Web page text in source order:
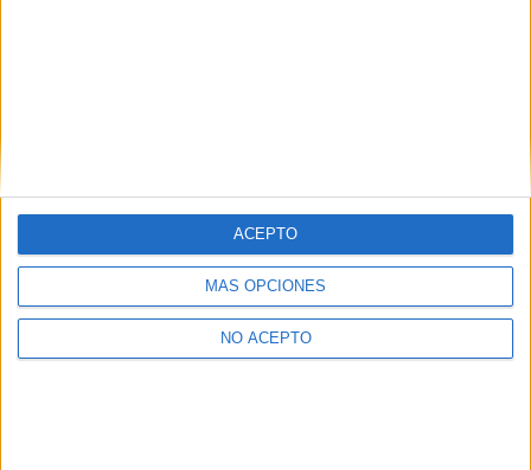
MÁS OPCIONES
NO ACEPTO
ACEPTO